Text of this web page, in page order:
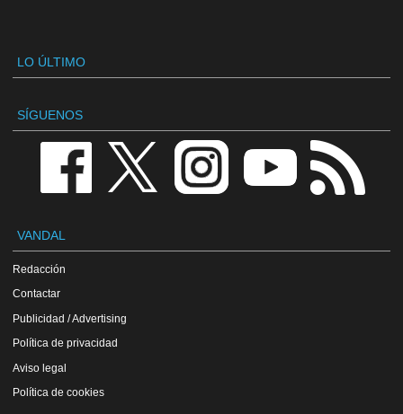
LO ÚLTIMO
SÍGUENOS
VANDAL
Redacción
Contactar
Publicidad / Advertising
Política de privacidad
Aviso legal
Política de cookies